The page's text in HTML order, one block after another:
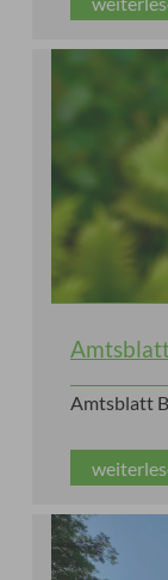
Amtsblatt